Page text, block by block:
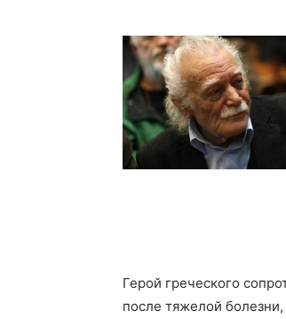
Герой греческого
после тяжелой